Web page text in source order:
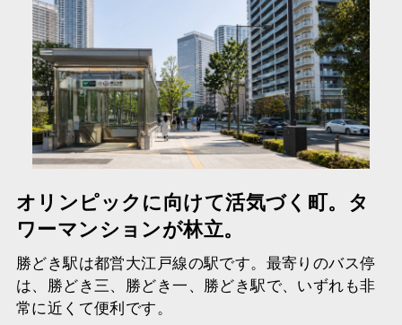
オリンピックに向けて活気づく町。タ
ワーマンションが林立。
勝どき駅は都営大江戸線の駅です。最寄りのバス停
は、勝どき三、勝どき一、勝どき駅で、いずれも非
常に近くて便利です。